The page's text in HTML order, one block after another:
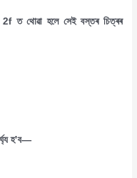
2f ত থোৱা হলে সেই বস্তৰ চিত্ৰৰ
হ’ব—